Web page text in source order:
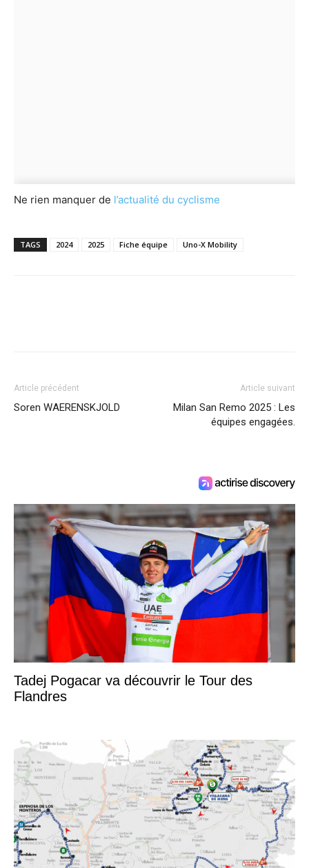
Ne rien manquer de l’actualité du cyclisme
TAGS 2024 2025 Fiche équipe Uno-X Mobility
Article précédent
Soren WAERENSKJOLD
Article suivant
Milan San Remo 2025 : Les
équipes engagées.
Tadej Pogacar va découvrir le Tour des
Flandres